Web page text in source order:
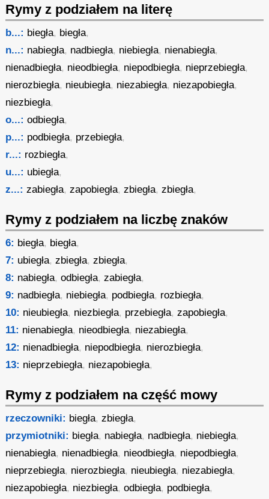
Rymy z podziałem na literę
b...: biegła, biegła,
n...: nabiegła, nadbiegła, niebiegła, nienabiegła,
nienadbiegła, nieodbiegła, niepodbiegła, nieprzebiegła,
nierozbiegła, nieubiegła, niezabiegła, niezapobiegła,
niezbiegła,
o...: odbiegła,
p...: podbiegła, przebiegła,
r...: rozbiegła,
u...: ubiegła,
z...: zabiegła,zapobiegła,zbiegła,zbiegła,
Rymy z podziałem na liczbę znaków
6: biegła, biegła,
7: ubiegła,zbiegła,zbiegła,
8: nabiegła,odbiegła,zabiegła,
9: nadbiegła, niebiegła, podbiegła, rozbiegła,
10: nieubiegła, niezbiegła, przebiegła,zapobiegła,
11: nienabiegła, nieodbiegła, niezabiegła,
12: nienadbiegła, niepodbiegła, nierozbiegła,
13: nieprzebiegła, niezapobiegła,
Rymy z podziałem na część mowy
rzeczowniki: biegła,zbiegła,
przymiotniki: biegła, nabiegła, nadbiegła, niebiegła,
nienabiegła, nienadbiegła, nieodbiegła, niepodbiegła,
nieprzebiegła, nierozbiegła, nieubiegła, niezabiegła,
niezapobiegła, niezbiegła,odbiegła, podbiegła,